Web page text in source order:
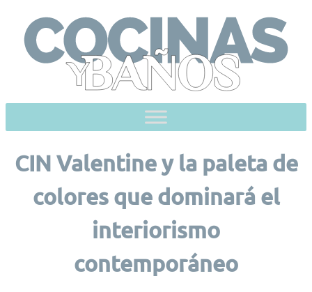
content
CIN Valentine y la paleta de
colores que dominará el
interiorismo
contemporáneo